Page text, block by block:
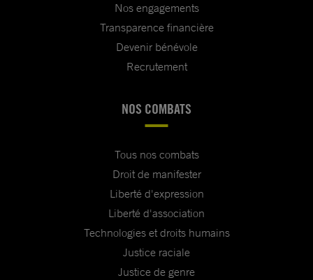
Nos engagements
Transparence financière
Devenir bénévole
Recrutement
NOS COMBATS
Tous nos combats
Droit de manifester
Liberté d'expression
Liberté d'association
Technologies et droits humains
Justice raciale
Justice de genre